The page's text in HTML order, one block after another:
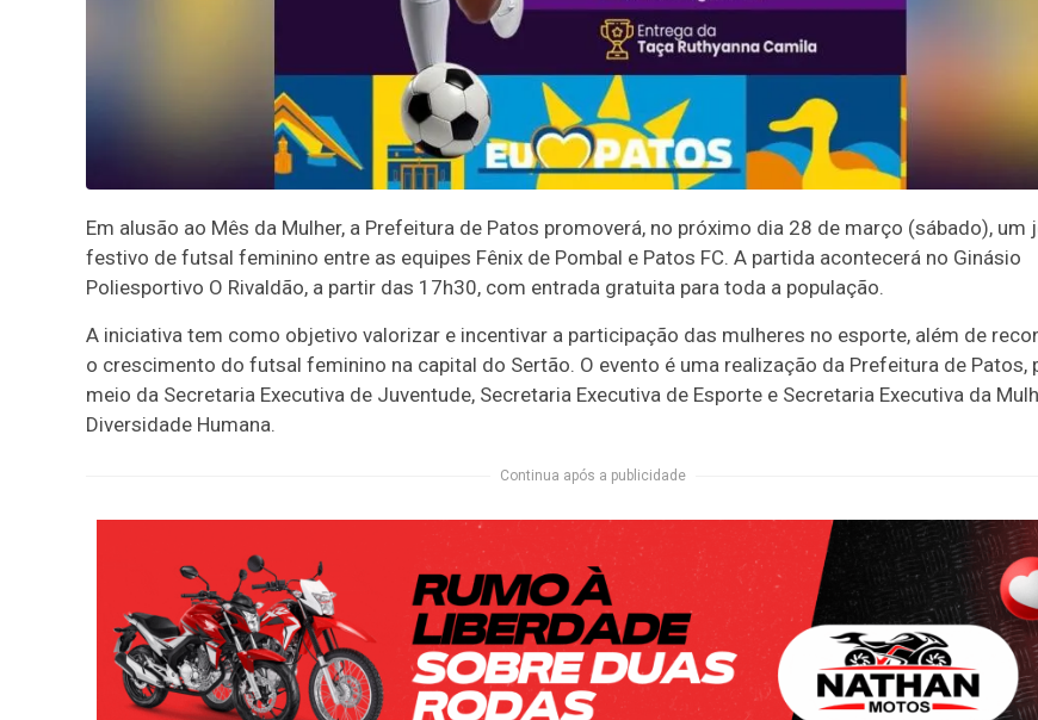
Em alusão ao Mês da Mulher, a Prefeitura de Patos promoverá, no próximo dia 28 de março (sábado), um
festivo de futsal feminino entre as equipes Fênix de Pombal e Patos FC. A partida acontecerá no Ginásio
Poliesportivo O Rivaldão, a partir das 17h30, com entrada gratuita para toda a população.
A iniciativa tem como objetivo valorizar e incentivar a participação das mulheres no esporte, além de
o crescimento do futsal feminino na capital do Sertão. O evento é uma realização da Prefeitura de Patos,
meio da Secretaria Executiva de Juventude, Secretaria Executiva de Esporte e Secretaria Executiva da
Diversidade Humana.
Continua após a publicidade